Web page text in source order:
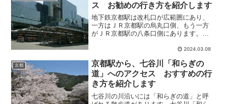
ス お勧めの行き方を紹介します
地下鉄京都駅は改札口が広範囲にあり、
一方はＪＲ京都駅の烏丸口側、もう一方
がＪＲ京都駅の八条口側にあります。烏
り、地下街の中にあるといってもいい場
所です。八条口側は新幹線の改札からす
ぐで、新幹線から乗り継ぐ...
2024.03.08
京都
京都駅から、七谷川「和らぎの
道」へのアクセス おすすめの行
き方を紹介します
七谷川の川沿いには「和らぎの道」と呼